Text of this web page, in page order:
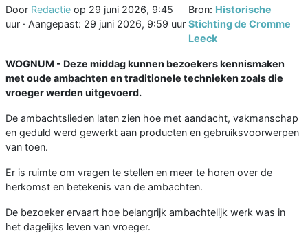
Door Redactie op 29 juni 2026, 9:45
uur · Aangepast: 29 juni 2026, 9:59 uur
Bron: Historische
Stichting de Cromme
Leeck
WOGNUM - Deze middag kunnen bezoekers kennismaken
met oude ambachten en traditionele technieken zoals die
vroeger werden uitgevoerd.
De ambachtslieden laten zien hoe met aandacht, vakmanschap
en geduld werd gewerkt aan producten en gebruiksvoorwerpen
van toen.
Er is ruimte om vragen te stellen en meer te horen over de
herkomst en betekenis van de ambachten.
De bezoeker ervaart hoe belangrijk ambachtelijk werk was in
het dagelijks leven van vroeger.